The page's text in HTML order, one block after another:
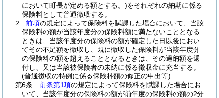
において町長が定める額とする。)をそれぞれの納期に係る
保険料として普通徴収する。
2
前項の規定によって保険料を賦課した場合において、当該
保険料の額が当該年度分の保険料額に満たないこととなる
ときは、当該年度分の保険料の額が確定した日以後におい
てその不足額を徴収し、既に徴収した保険料が当該年度分
の保険料の額を超えることとなるときは、その過納額を還
付し、又は当該被保険者の未納に係る徴収金に充当する。
(普通徴収の特例に係る保険料額の修正の申出等)
第6条
前条第1項の規定によって保険料を賦課した場合にお
いて、当該年度分の保険料の額が前年度の保険料の額の2分